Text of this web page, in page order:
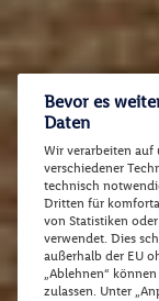
Bevor es
Daten
Wir verarbeiten auf
verschiedener
technisch
Dritten für
von Statistiken
verwendet. Dies
außerhalb der EU
„Ablehnen“
zulassen. Unter